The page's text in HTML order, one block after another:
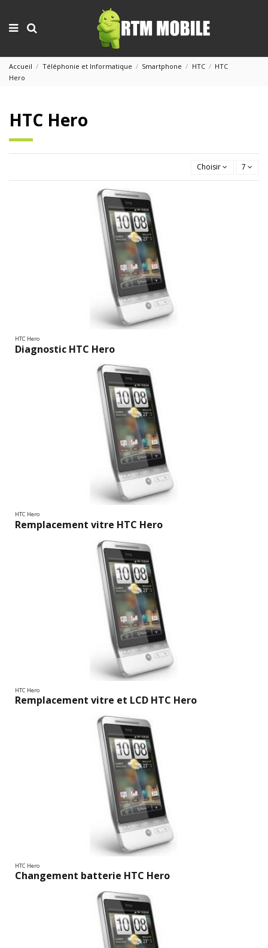
Accueil Téléphonie et Informatique Smartphone HTC
HTC
Hero
HTC Hero
Choisir 7
HTC Hero
Diagnostic HTC Hero
HTC Hero
Remplacement vitre HTC Hero
HTC Hero
Remplacement vitre et LCD HTC Hero
HTC Hero
Changement batterie HTC Hero